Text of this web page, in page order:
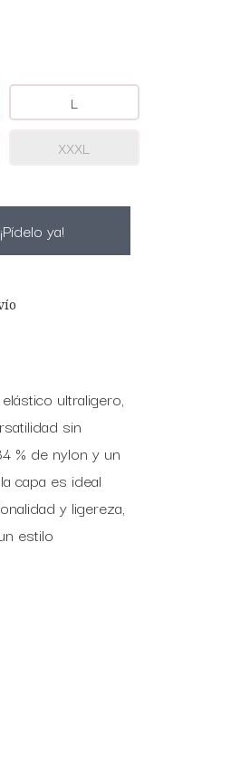
L
XXXL
¡Pídelo ya!
ultraligero,
sin
% de nylon y un
capa es ideal
y ligereza,
estilo